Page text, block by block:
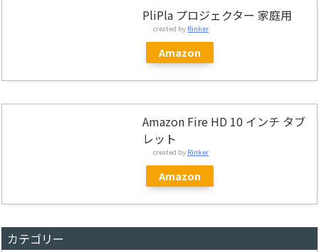
PliPla プロジェクター 家庭用
created by Rinker
Amazon
Amazon Fire HD 10 インチ タブ
レット
created by Rinker
Amazon
カテゴリー